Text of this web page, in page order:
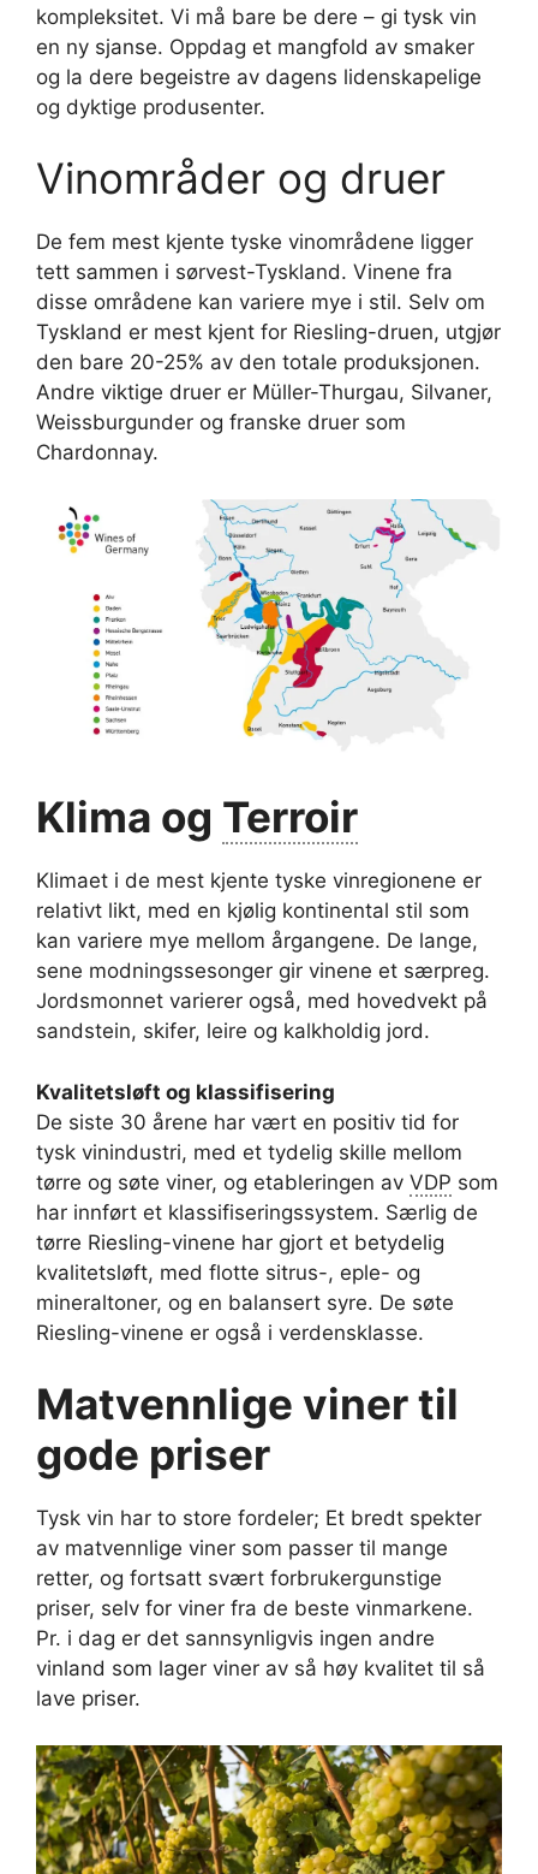
kompleksitet. Vi må bare be dere – gi tysk vin
en ny sjanse. Oppdag et mangfold av smaker
og la dere begeistre av dagens lidenskapelige
og dyktige produsenter.
Vinområder og druer
De fem mest kjente tyske vinområdene ligger
tett sammen i sørvest-Tyskland. Vinene fra
disse områdene kan variere mye i stil. Selv om
Tyskland er mest kjent for Riesling-druen, utgjør
den bare 20-25% av den totale produksjonen.
Andre viktige druer er Müller-Thurgau, Silvaner,
Weissburgunder og franske druer som
Chardonnay.
Klima og Terroir
Klimaet i de mest kjente tyske vinregionene er
relativt likt, med en kjølig kontinental stil som
kan variere mye mellom årgangene. De lange,
sene modningssesonger gir vinene et særpreg.
Jordsmonnet varierer også, med hovedvekt på
sandstein, skifer, leire og kalkholdig jord.
Kvalitetsløft og klassifisering
De siste 30 årene har vært en positiv tid for
tysk vinindustri, med et tydelig skille mellom
tørre og søte viner, og etableringen av VDP som
har innført et klassifiseringssystem. Særlig de
tørre Riesling-vinene har gjort et betydelig
kvalitetsløft, med flotte sitrus-, eple- og
mineraltoner, og en balansert syre. De søte
Riesling-vinene er også i verdensklasse.
Matvennlige viner til
gode priser
Tysk vin har to store fordeler; Et bredt spekter
av matvennlige viner som passer til mange
retter, og fortsatt svært forbrukergunstige
priser, selv for viner fra de beste vinmarkene.
Pr. i dag er det sannsynligvis ingen andre
vinland som lager viner av så høy kvalitet til så
lave priser.